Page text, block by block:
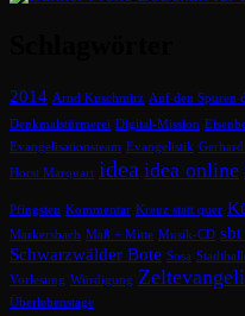
2014 Arnd Kuschmirz Auf den Spuren
Denkmalstürmerei Digital-Mission
Evangelisationsteam Evangelistik
Horst Marquart idea idea online
Pfingsten Kommentar Kreuz statt quer
Markersbach Maß + Mitte Musik-CD sbt
Schwarzwälder Bote Sosa
Vorlesung Würdigung
Überlebenstage